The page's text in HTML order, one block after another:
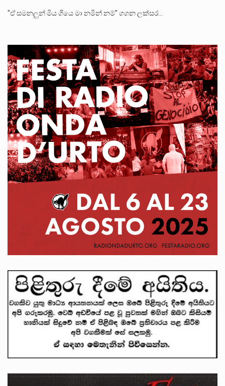
"ඒ සමනලුන් මිය ගියෙ මා නමින් නම්" ගගන ලක්සර…